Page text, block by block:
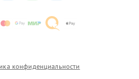
конфиденциальности